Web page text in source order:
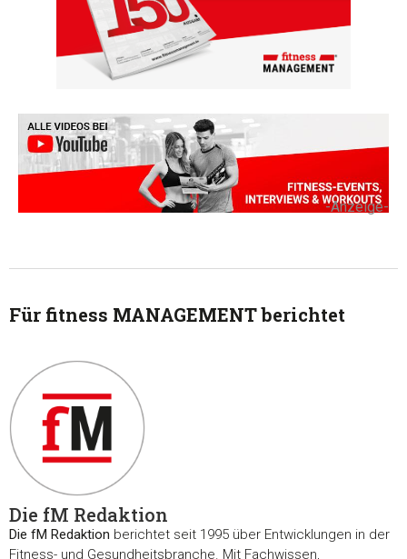
Zustimmung
Diese Webseite verwendet Cookies
Wir verwenden Cookies, um Inhalte und Anzeigen zu
personalisieren, Funktionen für soziale Medien anbieten zu
und die Zugriffe auf unsere Website zu analysieren.
-Anzeige-
Für fitness MANAGEMENT berichtet
Die fM Redaktion
Die fM Redaktion berichtet seit 1995 über Entwicklungen in der
Fitness- und Gesundheitsbranche. Mit Fachwissen,